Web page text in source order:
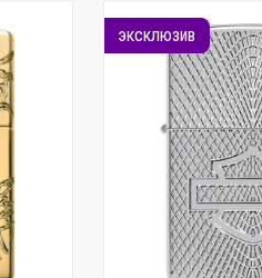
эксклюзив